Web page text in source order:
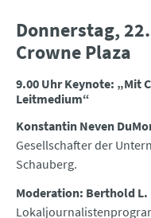
Donnerstag,
Crowne Plaza
9.00 Uhr Keynote: „Mit
Leitmedium“
Konstantin Neven
Gesellschafter der
Schauberg.
Moderation: Berthold L.